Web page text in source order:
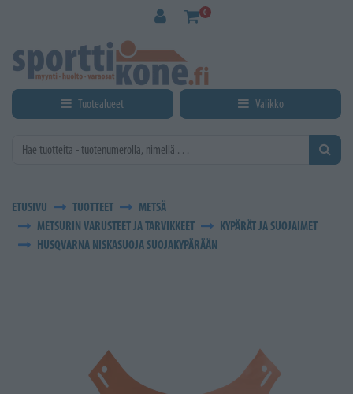
0
Tuotealueet Valikko
ETUSIVU TUOTTEET
METSÄ
METSURIN VARUSTEET JA TARVIKKEET
KYPÄRÄT JA SUOJAIMET
HUSQVARNA NISKASUOJA SUOJAKYPÄRÄÄN